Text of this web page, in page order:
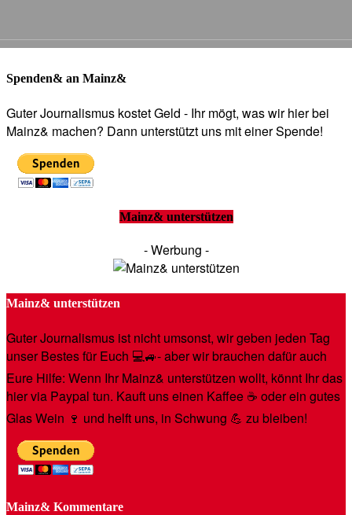
Spenden& an Mainz&
Guter Journalismus kostet Geld - Ihr mögt, was wir hier bei
Mainz& machen? Dann unterstützt uns mit einer Spende!
Mainz& unterstützen
- Werbung -
Mainz& unterstützen
Guter Journalismus ist nicht umsonst, wir geben jeden Tag
unser Bestes für Euch 💻🚙- aber wir brauchen dafür auch
Eure Hilfe: Wenn Ihr Mainz& unterstützen wollt, könnt Ihr das
hier via Paypal tun. Kauft uns einen Kaffee ☕️ oder ein gutes
Glas Wein 🍷 und helft uns, in Schwung 💪 zu bleiben!
Mainz& Kommentare